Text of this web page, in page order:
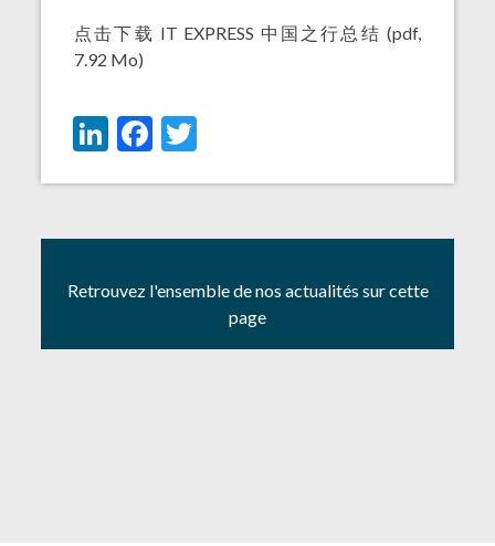
点击下载 IT EXPRESS 中国之行总结 (pdf,
7.92 Mo)
LinkedIn
Facebook
Twitter
Retrouvez l'ensemble de nos actualités sur cette
page